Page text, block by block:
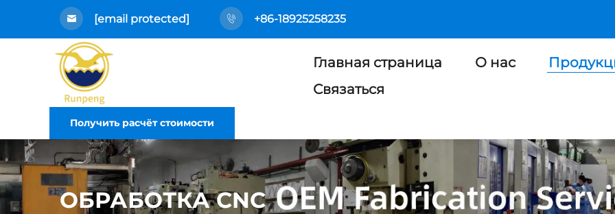
[email protected] +86-18925258235
Главная страница О нас
Связаться
Получить расчёт стоимости
ОБРАБОТКА CNC